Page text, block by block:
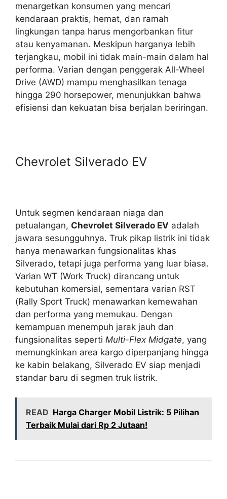
menargetkan konsumen yang mencari
kendaraan praktis, hemat, dan ramah
lingkungan tanpa harus mengorbankan fitur
atau kenyamanan. Meskipun harganya lebih
terjangkau, mobil ini tidak main-main dalam hal
performa. Varian dengan penggerak All-Wheel
Drive (AWD) mampu menghasilkan tenaga
hingga 290 horsepower, menunjukkan bahwa
efisiensi dan kekuatan bisa berjalan beriringan.
Chevrolet Silverado EV
Untuk segmen kendaraan niaga dan
petualangan, Chevrolet Silverado EV adalah
jawara sesungguhnya. Truk pikap listrik ini tidak
hanya menawarkan fungsionalitas khas
Silverado, tetapi juga performa yang luar biasa.
Varian WT (Work Truck) dirancang untuk
kebutuhan komersial, sementara varian RST
(Rally Sport Truck) menawarkan kemewahan
dan performa yang memukau. Dengan
kemampuan menempuh jarak jauh dan
fungsionalitas seperti Multi-Flex Midgate, yang
memungkinkan area kargo diperpanjang hingga
ke kabin belakang, Silverado EV siap menjadi
standar baru di segmen truk listrik.
READ Harga Charger Mobil Listrik: 5 Pilihan
Terbaik Mulai dari Rp 2 Jutaan!